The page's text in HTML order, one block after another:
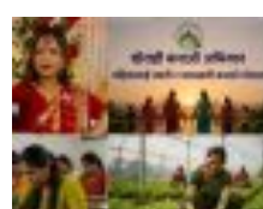
कपिलवस्तु र अर्घाखाँचीको
लुम्बिनीको नयाँ पर्यटकीय हब